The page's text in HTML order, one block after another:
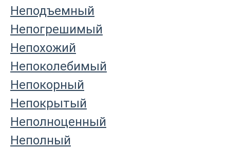
Неподъемный
Непогрешимый
Непохожий
Непоколебимый
Непокорный
Непокрытый
Неполноценный
Неполный